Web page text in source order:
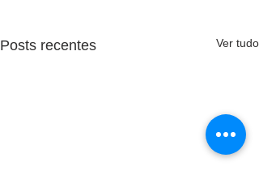
Posts recentes Ver tudo